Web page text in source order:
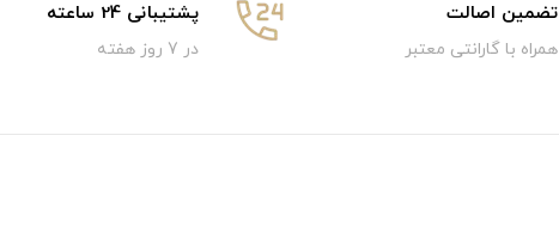
تضمین اصالت
همراه با گارانتی معتبر
پشتیبانی 24 ساعته
در 7 روز هفته